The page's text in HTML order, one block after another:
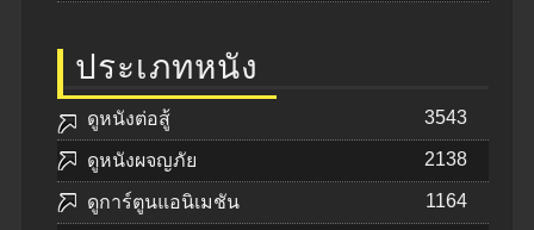
ประเภทหนัง
ดูหนังต่อสู้ 3543
ดูหนังผจญภัย 2138
ดูการ์ตูนแอนิเมชัน 1164